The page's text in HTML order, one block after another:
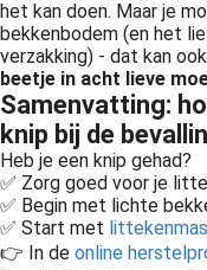
het kan doen. Maar je
bekkenbodem (en het
verzakking) - dat kan
beetje in acht lieve
Samenvatting:
knip bij de
Heb je een knip gehad?
✅ Zorg goed voor je
✅ Begin met lichte
✅ Start met
👉 In de online